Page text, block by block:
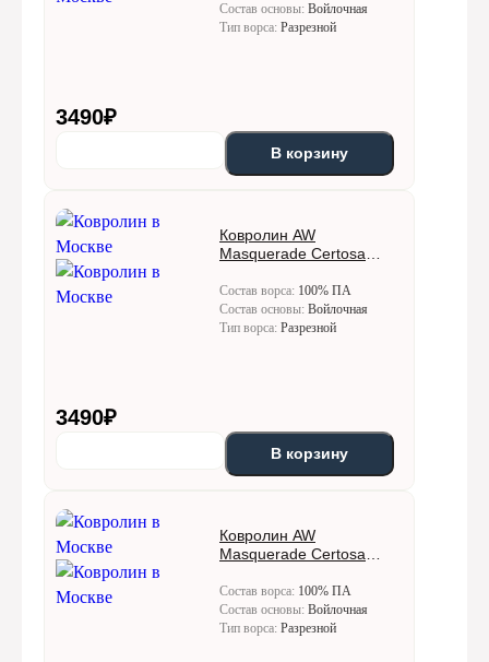
Состав основы: Войлочная
Тип ворса: Разрезной
3490₽
В корзину
Ковролин AW
Masquerade Certosa
Состав ворса: 100% ПА
Состав основы: Войлочная
Тип ворса: Разрезной
3490₽
В корзину
Ковролин AW
Masquerade Certosa
Состав ворса: 100% ПА
Состав основы: Войлочная
Тип ворса: Разрезной